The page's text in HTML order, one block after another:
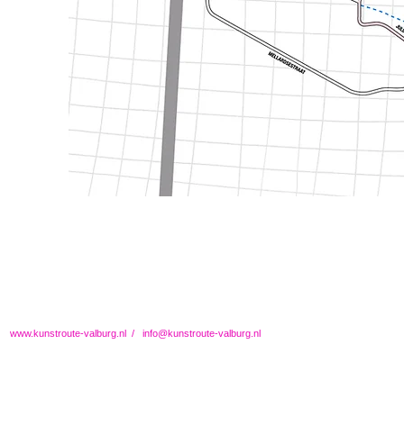
www.kunstroute-valburg.nl / info@kunstroute-valburg.nl